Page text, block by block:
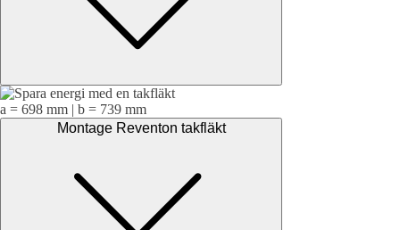
a = 698 mm | b = 739 mm
Montage Reventon takfläkt